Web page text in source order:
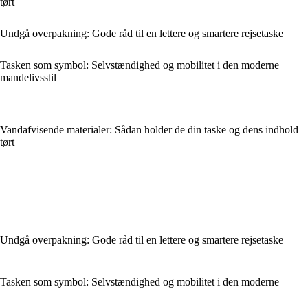
Undgå overpakning: Gode råd til en lettere og smartere rejsetaske
Tasken som symbol: Selvstændighed og mobilitet i den moderne
mandelivsstil
Vandafvisende materialer: Sådan holder de din taske og dens indhold
tørt
Undgå overpakning: Gode råd til en lettere og smartere rejsetaske
Tasken som symbol: Selvstændighed og mobilitet i den moderne